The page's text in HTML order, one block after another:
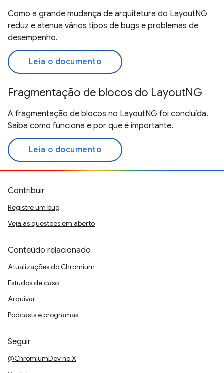
Como a grande mudança de arquitetura do LayoutNG
reduz e atenua vários tipos de bugs e problemas de
desempenho.
Leia o documento
Fragmentação de blocos do LayoutNG
A fragmentação de blocos no LayoutNG foi concluída.
Saiba como funciona e por que é importante.
Leia o documento
Contribuir
Registre um bug
Veja as questões em aberto
Conteúdo relacionado
Atualizações do Chromium
Estudos de caso
Arquivar
Podcasts e programas
Seguir
@ChromiumDev no X